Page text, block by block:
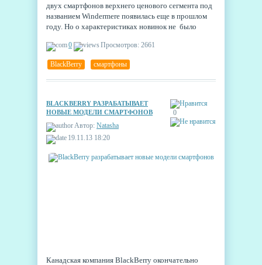
двух смартфонов верхнего ценового сегмента под
названием Windermere появилась еще в прошлом
году. Но о характеристиках новинок не было
рассеваться, и в сети появились данные об
аппарате под кодовым названием Windermere.
0 Просмотров: 2661
BlackBerry смартфоны
0
BLACKBERRY РАЗРАБАТЫВАЕТ
НОВЫЕ МОДЕЛИ СМАРТФОНОВ
Автор: Natasha
19.11.13 18:20
Канадская компания BlackBerry окончательно